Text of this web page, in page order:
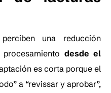
una reducción
desde el
es corta porque el
a “revissar y aprobar”,